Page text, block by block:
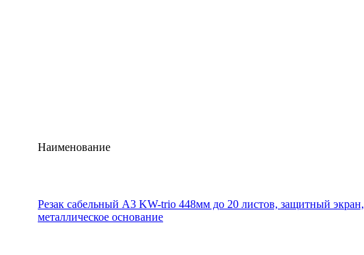
Наименование
Резак сабельный А3 KW-trio 448мм до 20 листов, защитный экран,
металлическое основание